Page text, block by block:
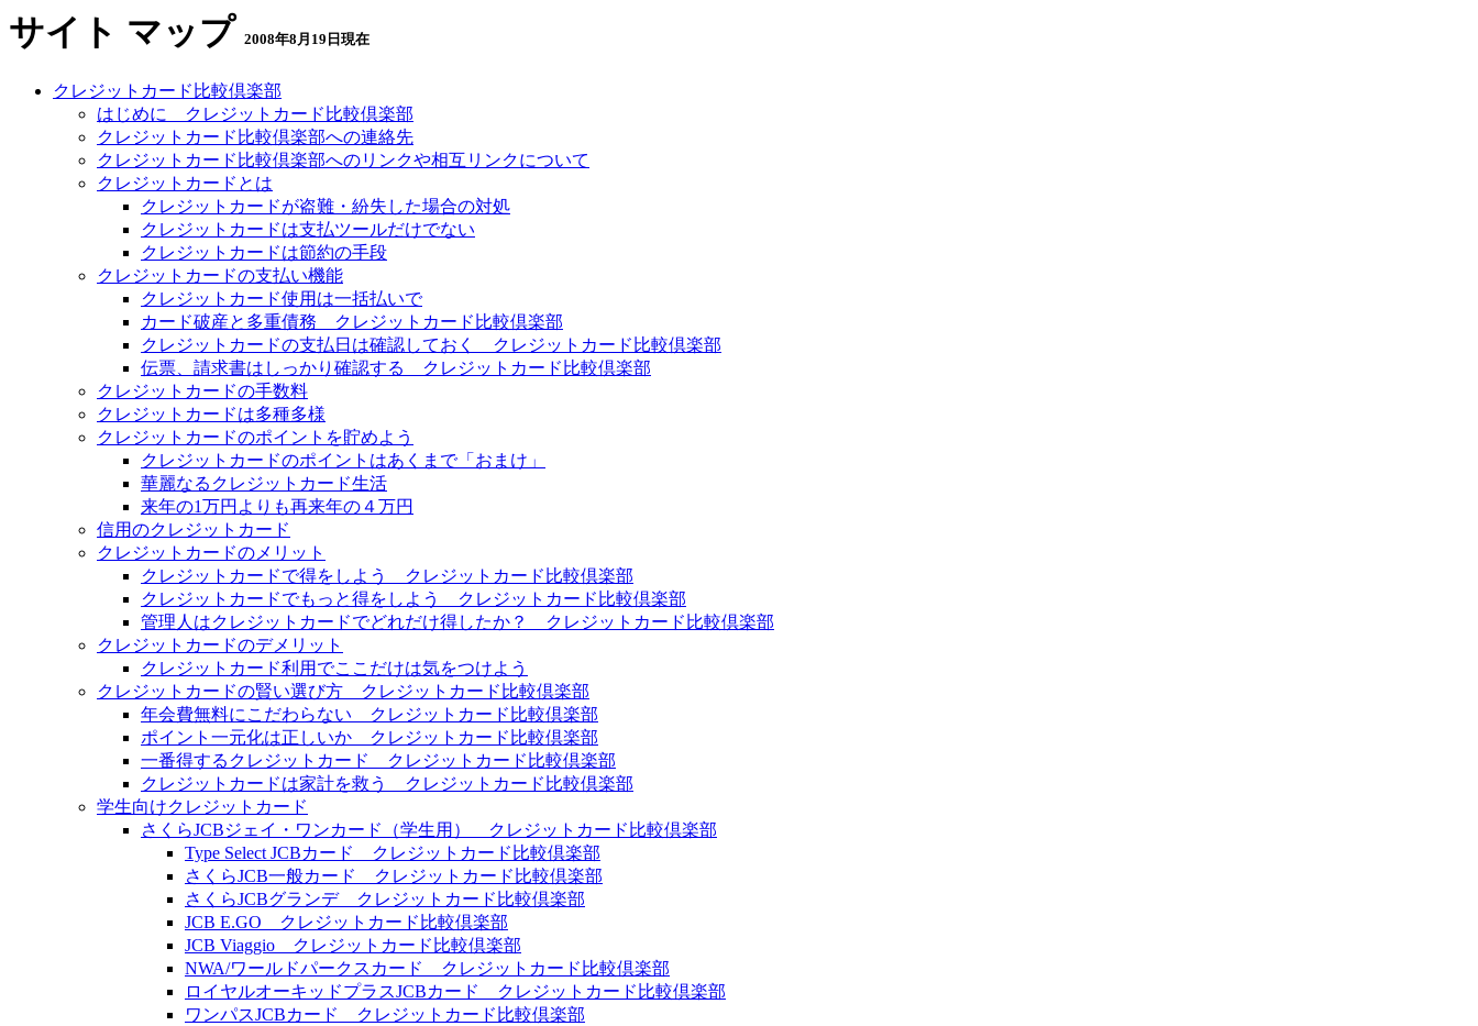
サイト マップ 2008年8月19日現在
クレジットカード比較倶楽部
はじめに クレジットカード比較倶楽部
クレジットカード比較倶楽部への連絡先
クレジットカード比較倶楽部へのリンクや相互リンクについて
クレジットカードとは
クレジットカードが盗難・紛失した場合の対処
クレジットカードは支払ツールだけでない
クレジットカードは節約の手段
クレジットカードの支払い機能
クレジットカード使用は一括払いで
カード破産と多重債務 クレジットカード比較倶楽部
クレジットカードの支払日は確認しておく クレジットカード比較倶楽部
伝票、請求書はしっかり確認する クレジットカード比較倶楽部
クレジットカードの手数料
クレジットカードは多種多様
クレジットカードのポイントを貯めよう
クレジットカードのポイントはあくまで「おまけ」
華麗なるクレジットカード生活
来年の1万円よりも再来年の４万円
信用のクレジットカード
クレジットカードのメリット
クレジットカードで得をしよう クレジットカード比較倶楽部
クレジットカードでもっと得をしよう クレジットカード比較倶楽部
管理人はクレジットカードでどれだけ得したか？ クレジットカード比較倶楽部
クレジットカードのデメリット
クレジットカード利用でここだけは気をつけよう
クレジットカードの賢い選び方 クレジットカード比較倶楽部
年会費無料にこだわらない クレジットカード比較倶楽部
ポイント一元化は正しいか クレジットカード比較倶楽部
一番得するクレジットカード クレジットカード比較倶楽部
クレジットカードは家計を救う クレジットカード比較倶楽部
学生向けクレジットカード
さくらJCBジェイ・ワンカード（学生用） クレジットカード比較倶楽部
Type Select JCBカード クレジットカード比較倶楽部
さくらJCB一般カード クレジットカード比較倶楽部
さくらJCBグランデ クレジットカード比較倶楽部
JCB E.GO クレジットカード比較倶楽部
JCB Viaggio クレジットカード比較倶楽部
NWA/ワールドパークスカード クレジットカード比較倶楽部
ロイヤルオーキッドプラスJCBカード クレジットカード比較倶楽部
ワンパスJCBカード クレジットカード比較倶楽部